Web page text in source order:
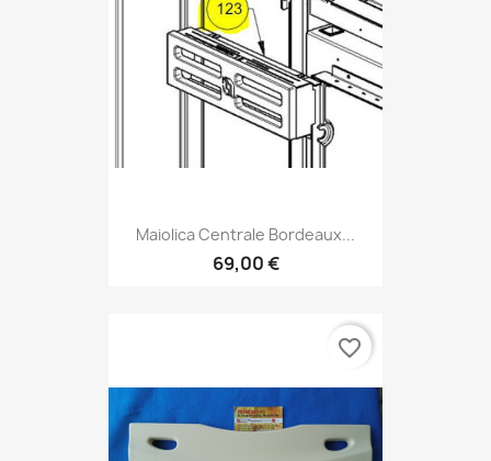
Maiolica Centrale Bordeaux...
69,00 €
favorite_border